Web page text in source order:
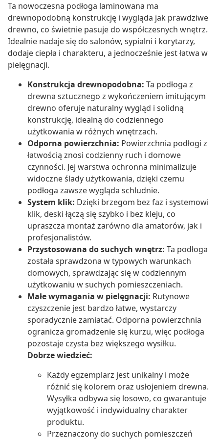
Ta nowoczesna podłoga laminowana ma
drewnopodobną konstrukcję i wygląda jak prawdziwe
drewno, co świetnie pasuje do współczesnych wnętrz.
Idealnie nadaje się do salonów, sypialni i korytarzy,
dodaje ciepła i charakteru, a jednocześnie jest łatwa w
pielęgnacji.
Konstrukcja drewnopodobna: Ta podłoga z
drewna sztucznego z wykończeniem imitującym
drewno oferuje naturalny wygląd i solidną
konstrukcję, idealną do codziennego
użytkowania w różnych wnętrzach.
Odporna powierzchnia: Powierzchnia podłogi z
łatwością znosi codzienny ruch i domowe
czynności. Jej warstwa ochronna minimalizuje
widoczne ślady użytkowania, dzięki czemu
podłoga zawsze wygląda schludnie.
System klik: Dzięki brzegom bez faz i systemowi
klik, deski łączą się szybko i bez kleju, co
upraszcza montaż zarówno dla amatorów, jak i
profesjonalistów.
Przystosowana do suchych wnętrz: Ta podłoga
została sprawdzona w typowych warunkach
domowych, sprawdzając się w codziennym
użytkowaniu w suchych pomieszczeniach.
Małe wymagania w pielęgnacji: Rutynowe
czyszczenie jest bardzo łatwe, wystarczy
sporadycznie zamiatać. Odporna powierzchnia
ogranicza gromadzenie się kurzu, więc podłoga
pozostaje czysta bez większego wysiłku.
Dobrze wiedzieć:
Każdy egzemplarz jest unikalny i może
różnić się kolorem oraz usłojeniem drewna.
Wysyłka odbywa się losowo, co gwarantuje
wyjątkowość i indywidualny charakter
produktu.
Przeznaczony do suchych pomieszczeń